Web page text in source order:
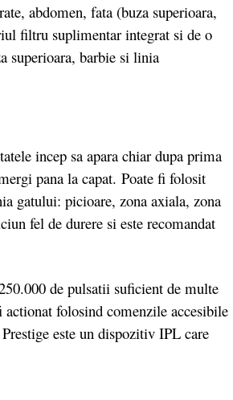
abdomen, fata (buza superioara,
filtru suplimentar integrat si de o
superioara, barbie si linia
incep sa apara chiar dupa prima
pana la capat. Poate fi folosit
gatului: picioare, zona axiala, zona
fel de durere si este recomandat
de pulsatii suficient de multe
folosind comenzile accesibile
este un dispozitiv IPL care